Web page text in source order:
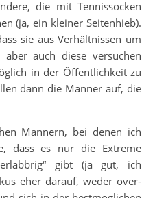
die mit Tennissocken
(ja, ein kleiner Seitenhieb).
sie aus Verhältnissen um
auch diese versuchen
in der Öffentlichkeit zu
dann die Männer auf, die
Männern, bei denen ich
dass es nur die Extreme
gibt (ja gut, ich
eher darauf, weder over-